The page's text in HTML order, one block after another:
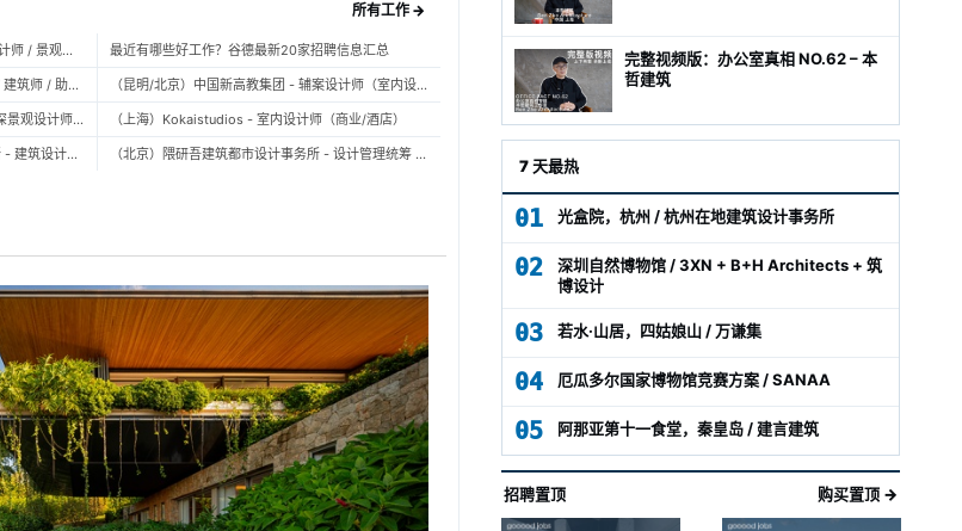
所有工作 →
（上海）TOPO Design Group - 景观设计师 / 景观后期设计师 / 景观实习生
（北京）大屿建筑事务所 - 项目建筑师 / 建筑师 / 助理建筑师 / 实习建筑师
（上海）FLO景观设计事务所 - 主创/资深景观设计师 / 景观设计师 / 设计实习生 / 商务行政助理 / 助理施工图设计师
（北京）未/WAY Studio建筑设计研究所 - 建筑设计师 / 助理设计师/初级设计师 / 实习生 / 办公室行政与商务助理
最近有哪些好工作？谷德最新20家招聘信息汇总
（昆明/北京）中国新高教集团 - 辅案设计师（室内设计） / 辅案设计师（景观设计）/ 生活空间组长/教学空间组长 / 平面设计高级经理 / 展陈设计高级经理
（上海）Kokaistudios - 室内设计师（商业/酒店）
（北京）隈研吾建筑都市设计事务所 - 设计管理统筹 / 全职建筑设计师 / 实习生
完整视频版：办公室真相 NO.62 – 本
哲建筑
7 天最热
01 光盒院，杭州 / 杭州在地建筑设计事务所
02
深圳自然博物馆 / 3XN + B+H Architects + 筑
博设计
03 若水·山居，四姑娘山 / 万谦集
04 厄瓜多尔国家博物馆竞赛方案 / SANAA
05 阿那亚第十一食堂，秦皇岛 / 建言建筑
招聘置顶 购买置顶 →